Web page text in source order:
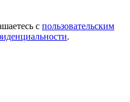
с пользовательским
.